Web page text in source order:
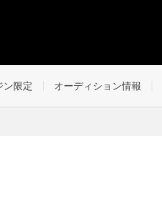
ン限定 オーディション情報